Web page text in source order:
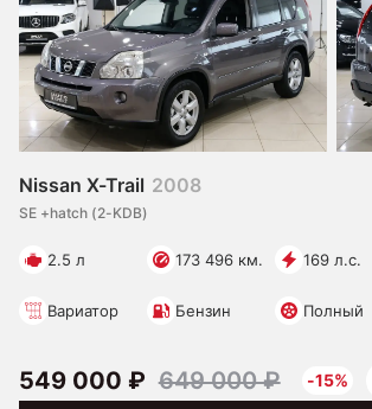
Nissan X-Trail 2008
SE +hatch (2-KDB)
2.5 л 173 496 км. 169 л.с.
Вариатор Бензин Полный
549 000 ₽ 649 000 ₽ -15%